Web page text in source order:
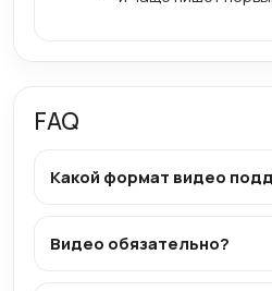
FAQ
Какой формат видео
Видео обязательно?